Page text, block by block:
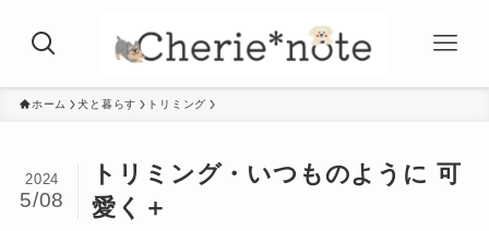
ホーム 犬と暮らす トリミング
トリミング・いつものように 可
愛く＋
2024
5/08